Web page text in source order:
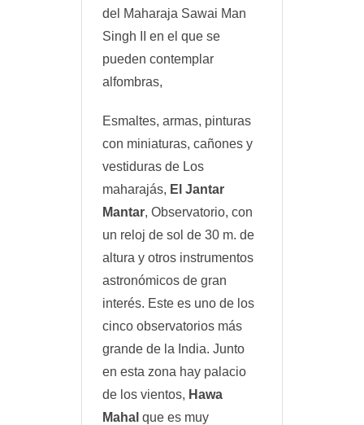
del Maharaja Sawai Man
Singh II en el que se
pueden contemplar
alfombras,
Esmaltes, armas, pinturas
con miniaturas, cañones y
vestiduras de Los
maharajás, El Jantar
Mantar, Observatorio, con
un reloj de sol de 30 m. de
altura y otros instrumentos
astronómicos de gran
interés. Este es uno de los
cinco observatorios más
grande de la India. Junto
en esta zona hay palacio
de los vientos, Hawa
Mahal que es muy